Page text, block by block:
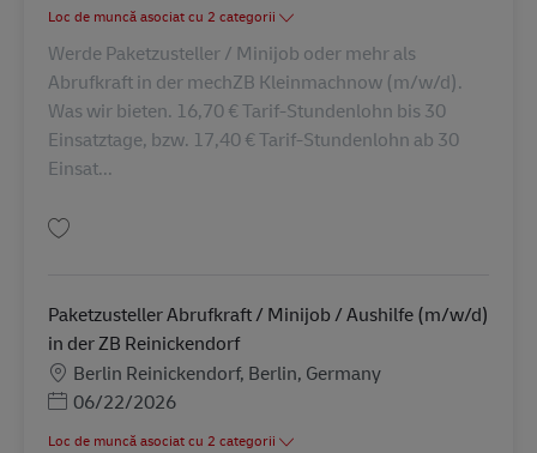
Loc de muncă asociat cu 2 categorii
Werde Paketzusteller / Minijob oder mehr als
Abrufkraft in der mechZB Kleinmachnow (m/w/d).
Was wir bieten. 16,70 € Tarif-Stundenlohn bis 30
Einsatztage, bzw. 17,40 € Tarif-Stundenlohn ab 30
Einsat...
Paketzusteller Abrufkraft / Minijob / Aushilfe (m/w/d)
in der ZB Reinickendorf
Locație
Berlin Reinickendorf, Berlin, Germany
Posted Date
06/22/2026
Loc de muncă asociat cu 2 categorii